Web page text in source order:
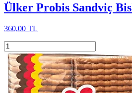
Ülker Probis Sandviç
360,00 TL